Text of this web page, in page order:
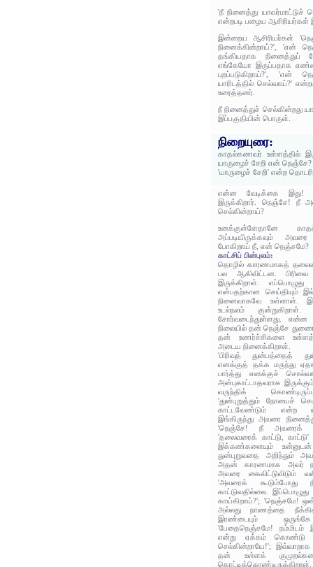
'நீ நினைத்து
என்றபடி பழைய ஆசிரியர்கள்
இன்றைய ஆசிரியர்கள்
நினைக்கின்றாய்?', 'என்
தங்கியதாக நினைத்துப்
எங்கேயோ இருப்பதாக
புறப்படுகிறாய்?', 'என்
யாரிடத்தில் செல்வாய்?'
உரைத்தனர்.
நீ நினைத்துச் செல்கின்றது
இப்பகுதியின் பொருள்.
நிறையுரை:
காதல்கணவர் உள்ளத்தில்
யாருழைச் சேறி என்
'யாருழைச் சேறி' என்ற
என்ன வேடிக்கை இது!
இருக்கிறார். நெஞ்சே! நீ
செல்கின்றாய்?
உனக்குள்ளேதானே
அப்படியிருக்கவும்
போகிறாய் நீ, என் நெஞ்சமே?
காட்சிப் பின்புலம்:
தொழில் காரணமாகத் தலைவர்
பல ஆகிவிட்டன. பிரிவை
இருக்கிறாள். எப்பொழுது
என்பதற்கான செய்தியும்
நினைவாகவே உள்ளாள்.
உடல்நலம்
சோர்வடைந்துள்ளது. என்ன
நிலையில் தன் நெஞ்சே
தன் உணர்ச்சிகளை
அடைய நினைக்கிறாள்.
'பிரிவுத் துன்பத்தைத்
எனக்குத் தக்க மருந்து
பார்த்து எனக்குச்
அன்புகாட்டாதவராக
வருந்திக்
'துன்புறுத்தும் நோயைச்
காட்டவேண்டும் என்ற
இங்கிருந்து அவரை
'நெஞ்சே! நீ அவரைக்
'தலைவரைக் காட்டு,
இக்கண்களையும்
துன்புறுவதை அறிந்தும்
அதன் காரணமாக அவர்
அவரை கைவிட்டுவிடும்
'அவரைக் கூடும்போது
காட்டுவதில்லை.
காய்கிறாய்?'; 'நெஞ்சமே!
அல்லது நாணத்தை
இரண்டையும் ஒருங்கே
'பேதைநெஞ்சமே! நம்மிடம்
என்று ஏக்கம் கொண்டு
செல்கின்றாயே!';
தன் உள்ளக்
கொட்டிக்கொண்டிருக்கிறாள்.